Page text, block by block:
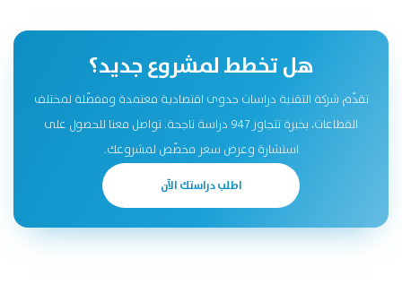
هل تخطط لمشروع جديد؟
تقدّم شركة التقنية دراسات جدوى اقتصادية معتمدة ومفصّلة لمختلف
القطاعات، بخبرة تتجاوز 947 دراسة ناجحة. تواصل معنا للحصول على
استشارة وعرض سعر مخصّص لمشروعك.
اطلب دراستك الآن